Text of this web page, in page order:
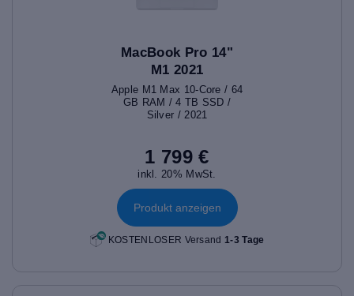
MacBook Pro 14"
M1 2021
Apple M1 Max 10-Core / 64
GB RAM / 4 TB SSD /
Silver / 2021
1 799 €
inkl. 20% MwSt.
Produkt anzeigen
KOSTENLOSER Versand1-3 Tage